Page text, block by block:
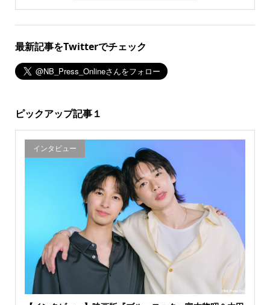
最新記事をTwitterでチェック
ピックアップ記事１
インタビュー